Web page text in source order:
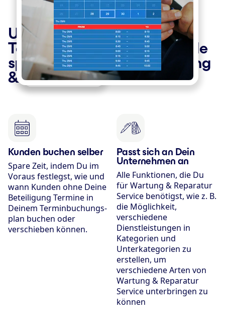
Unser Online-
Terminbuchungssystem wurde
speziell entwickelt für Wartung
& Reparatur Service
Kunden buchen selber
Spare Zeit, indem Du im
Voraus festlegst, wie und
wann Kunden ohne Deine
Beteiligung Termine in
Deinem Terminbuchungs­
plan buchen oder
verschieben können.
Passt sich an Dein
Unternehmen an
Alle Funktionen, die Du
für Wartung & Reparatur
Service benötigst, wie z. B.
die Möglichkeit,
verschiedene
Dienstleistungen in
Kategorien und
Unterkategorien zu
erstellen, um
verschiedene Arten von
Wartung & Reparatur
Service unterbringen zu
können